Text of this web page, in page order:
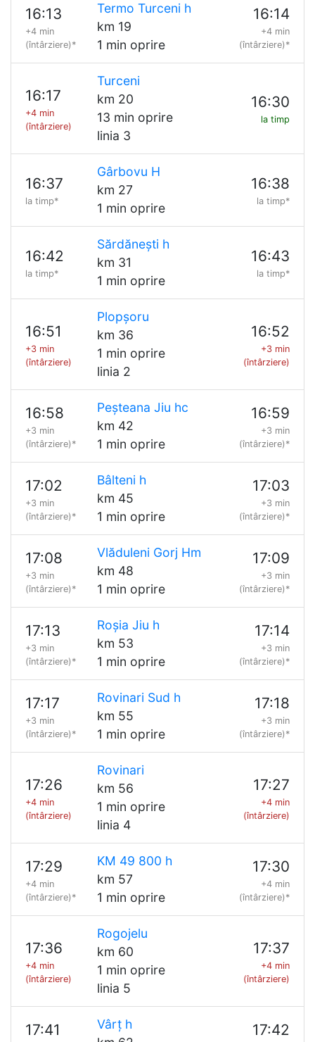
16:13
+4 min
(întârziere)*
Termo Turceni h
km 19
1 min oprire
16:14
+4 min
(întârziere)*
16:17
+4 min
(întârziere)
Turceni
km 20
13 min oprire
linia 3
16:30
la timp
16:37
la timp*
Gârbovu H
km 27
1 min oprire
16:38
la timp*
16:42
la timp*
Sărdănești h
km 31
1 min oprire
16:43
la timp*
16:51
+3 min
(întârziere)
Plopșoru
km 36
1 min oprire
linia 2
16:52
+3 min
(întârziere)
16:58
+3 min
(întârziere)*
Peșteana Jiu hc
km 42
1 min oprire
16:59
+3 min
(întârziere)*
17:02
+3 min
(întârziere)*
Bâlteni h
km 45
1 min oprire
17:03
+3 min
(întârziere)*
17:08
+3 min
(întârziere)*
Vlăduleni Gorj Hm
km 48
1 min oprire
17:09
+3 min
(întârziere)*
17:13
+3 min
(întârziere)*
Roșia Jiu h
km 53
1 min oprire
17:14
+3 min
(întârziere)*
17:17
+3 min
(întârziere)*
Rovinari Sud h
km 55
1 min oprire
17:18
+3 min
(întârziere)*
17:26
+4 min
(întârziere)
Rovinari
km 56
1 min oprire
linia 4
17:27
+4 min
(întârziere)
17:29
+4 min
(întârziere)*
KM 49 800 h
km 57
1 min oprire
17:30
+4 min
(întârziere)*
17:36
+4 min
(întârziere)
Rogojelu
km 60
1 min oprire
linia 5
17:37
+4 min
(întârziere)
17:41
Vârț h
17:42